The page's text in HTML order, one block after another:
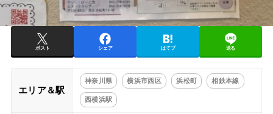
ポスト シェア はてブ 送る
エリア＆駅
神奈川県 横浜市西区 浜松町 相鉄本線
西横浜駅